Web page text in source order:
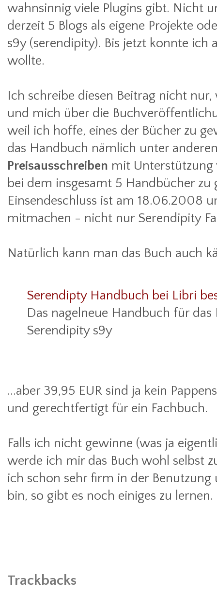
wahnsinnig viele Plugins gibt. Nicht
derzeit 5 Blogs als eigene Projekte
s9y (serendipity). Bis jetzt konnte ich
wollte.
Ich schreibe diesen Beitrag nicht
und mich über die
weil ich hoffe, eines der Bücher zu
das Handbuch nämlich unter
Preisausschreiben mit
bei dem insgesamt 5 Handbücher zu
Einsendeschluss ist am 18.06.2008
mitmachen - nicht nur Serendipity
Natürlich kann man das Buch auch
Serendipty Handbuch bei Libri
Das nagelneue Handbuch für
Serendipity s9y
...aber 39,95 EUR sind ja kein
und gerechtfertigt für ein Fachbuch.
Falls ich nicht gewinne (was ja
werde ich mir das Buch wohl selbst
ich schon sehr firm in der Benutzung
bin, so gibt es noch einiges zu lernen.
Trackbacks